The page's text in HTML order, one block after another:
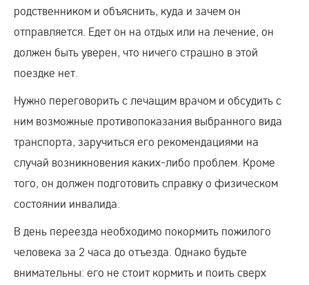
родственником и объяснить, куда и зачем он
отправляется. Едет он на отдых или на лечение, он
должен быть уверен, что ничего страшно в этой
поездке нет.
Нужно переговорить с лечащим врачом и обсудить с
ним возможные противопоказания выбранного вида
транспорта, заручиться его рекомендациями на
случай возникновения каких-либо проблем. Кроме
того, он должен подготовить справку о физическом
состоянии инвалида.
В день переезда необходимо покормить пожилого
человека за 2 часа до отъезда. Однако будьте
внимательны: его не стоит кормить и поить сверх